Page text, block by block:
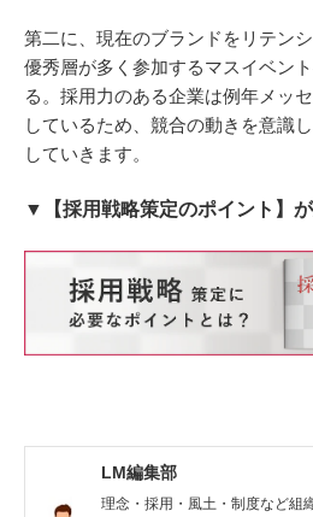
第二に、現在のブランドをリテン
優秀層が多く参加するマスイベン
る。採用力のある企業は例年メッ
しているため、競合の動きを意識
していきます。
▼【採用戦略策定のポイント】
LM編集部
理念・採用・風土・制度など組